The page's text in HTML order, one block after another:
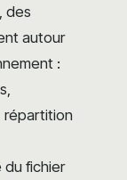
des
autour
:
répartition
du fichier